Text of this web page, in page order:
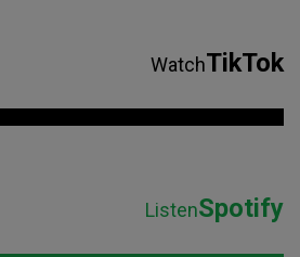
WatchTikTok
ListenSpotify